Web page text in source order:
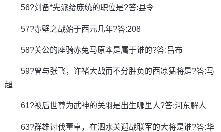
56?刘备*先派给庞统的职位是?答:县令
57?赤壁之战始于西元几年?答:208
58?关公的座骑赤兔马原本是属于谁的?答:吕布
59?曾与张飞，许褚大战而不分胜负的西凉猛将是?答:马
超
61?被后世尊为武神的关羽是出生哪里人?答:河东解人
63?群雄讨伐董卓，在泗水关迎战联军的大将是谁?答:华